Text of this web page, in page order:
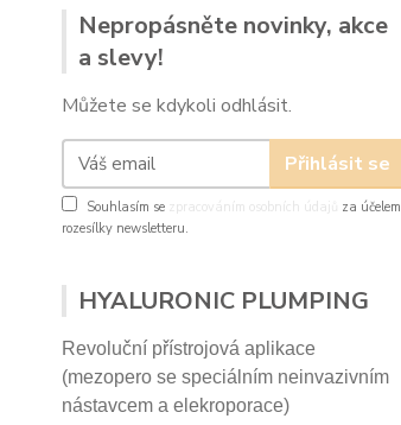
Nepropásněte novinky, akce
a slevy!
Můžete se kdykoli odhlásit.
Přihlásit se
Souhlasím se zpracováním osobních údajů
za účelem
rozesílky newsletteru.
HYALURONIC PLUMPING
Revoluční přístrojová aplikace
(mezopero se speciálním neinvazivním
nástavcem a elekroporace)